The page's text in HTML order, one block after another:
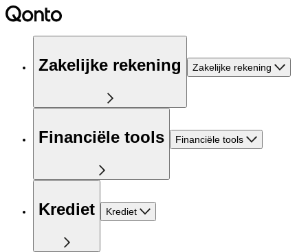
Zakelijke rekening Zakelijke rekening
Financiële tools Financiële tools
Krediet Krediet